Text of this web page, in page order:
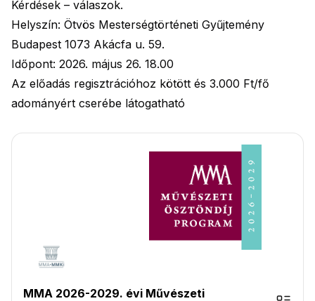
Kérdések – válaszok.
Helyszín: Ötvös Mesterségtörténeti Gyűjtemény
Budapest 1073 Akácfa u. 59.
Időpont: 2026. május 26. 18.00
Az előadás regisztrációhoz kötött és 3.000 Ft/fő
adományért cserébe látogatható
MMA 2026-2029. évi Művészeti